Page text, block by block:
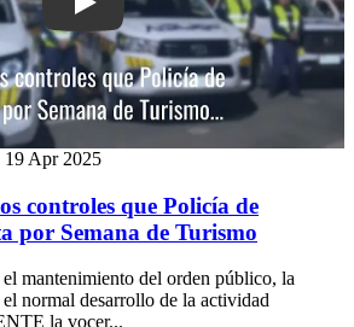
Play: En qué consisten los controles
19 Apr 2025
controles que Policía de
por Semana de Turismo
mantenimiento del orden público, la
normal desarrollo de la actividad
la vocer...